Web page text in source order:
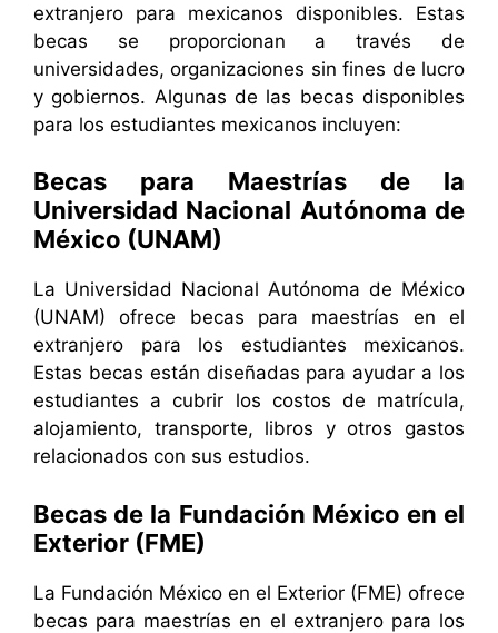
extranjero para mexicanos disponibles. Estas
becas se proporcionan a través de
universidades, organizaciones sin fines de lucro
y gobiernos. Algunas de las becas disponibles
para los estudiantes mexicanos incluyen:
Becas para Maestrías de la
Universidad Nacional Autónoma de
México (UNAM)
La Universidad Nacional Autónoma de México
(UNAM) ofrece becas para maestrías en el
extranjero para los estudiantes mexicanos.
Estas becas están diseñadas para ayudar a los
estudiantes a cubrir los costos de matrícula,
alojamiento, transporte, libros y otros gastos
relacionados con sus estudios.
Becas de la Fundación México en el
Exterior (FME)
La Fundación México en el Exterior (FME) ofrece
becas para maestrías en el extranjero para los